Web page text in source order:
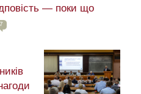
— поки що